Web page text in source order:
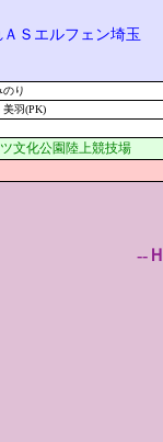
ＡＳエルフェン埼玉
のり
美羽(PK)
文化公園陸上競技場
--